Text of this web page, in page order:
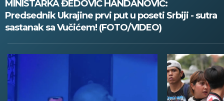
MINISTARKA ĐEDOVIĆ HANDANOVIĆ:
Predsednik Ukrajine prvi put u poseti Srbiji - sutra
sastanak sa Vučićem! (FOTO/VIDEO)